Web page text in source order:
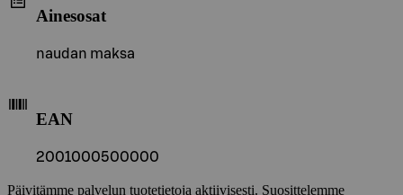
Ainesosat
naudan maksa
EAN
2001000500000
Päivitämme palvelun tuotetietoja aktiivisesti. Suosittelemme